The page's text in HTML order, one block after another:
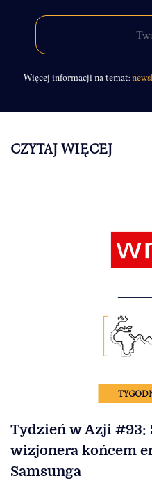
Więcej informacji na temat:
CZYTAJ WIĘCEJ
Tydzień w Azji #93:
wizjonera końcem
Samsunga